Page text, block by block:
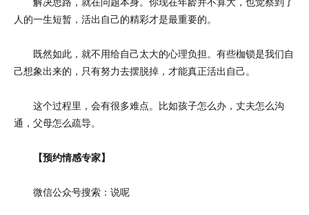
人的一生短暂，活出自己的精彩才是最重要的。
既然如此，就不用给自己太大的心理负担。有些枷锁是我们自
己想象出来的，只有努力去摆脱掉，才能真正活出自己。
这个过程里，会有很多难点。比如孩子怎么办，丈夫怎么沟
通，父母怎么疏导。
【预约情感专家】
微信公众号搜索：说呢